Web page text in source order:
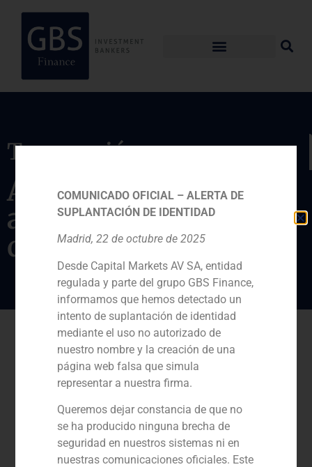
Transacción
Adquisición de
activos inmobiliarios
del Grupo Prasur
COMUNICADO OFICIAL – ALERTA DE
SUPLANTACIÓN DE IDENTIDAD
Madrid, 22 de octubre de 2025
Desde Capital Markets AV SA, entidad
regulada y parte del grupo GBS Finance,
informamos que hemos detectado un
intento de suplantación de identidad
mediante el uso no autorizado de
nuestro nombre y la creación de una
página web falsa que simula
representar a nuestra firma.
Queremos dejar constancia de que no
se ha producido ninguna brecha de
seguridad en nuestros sistemas ni en
nuestras comunicaciones oficiales. Este